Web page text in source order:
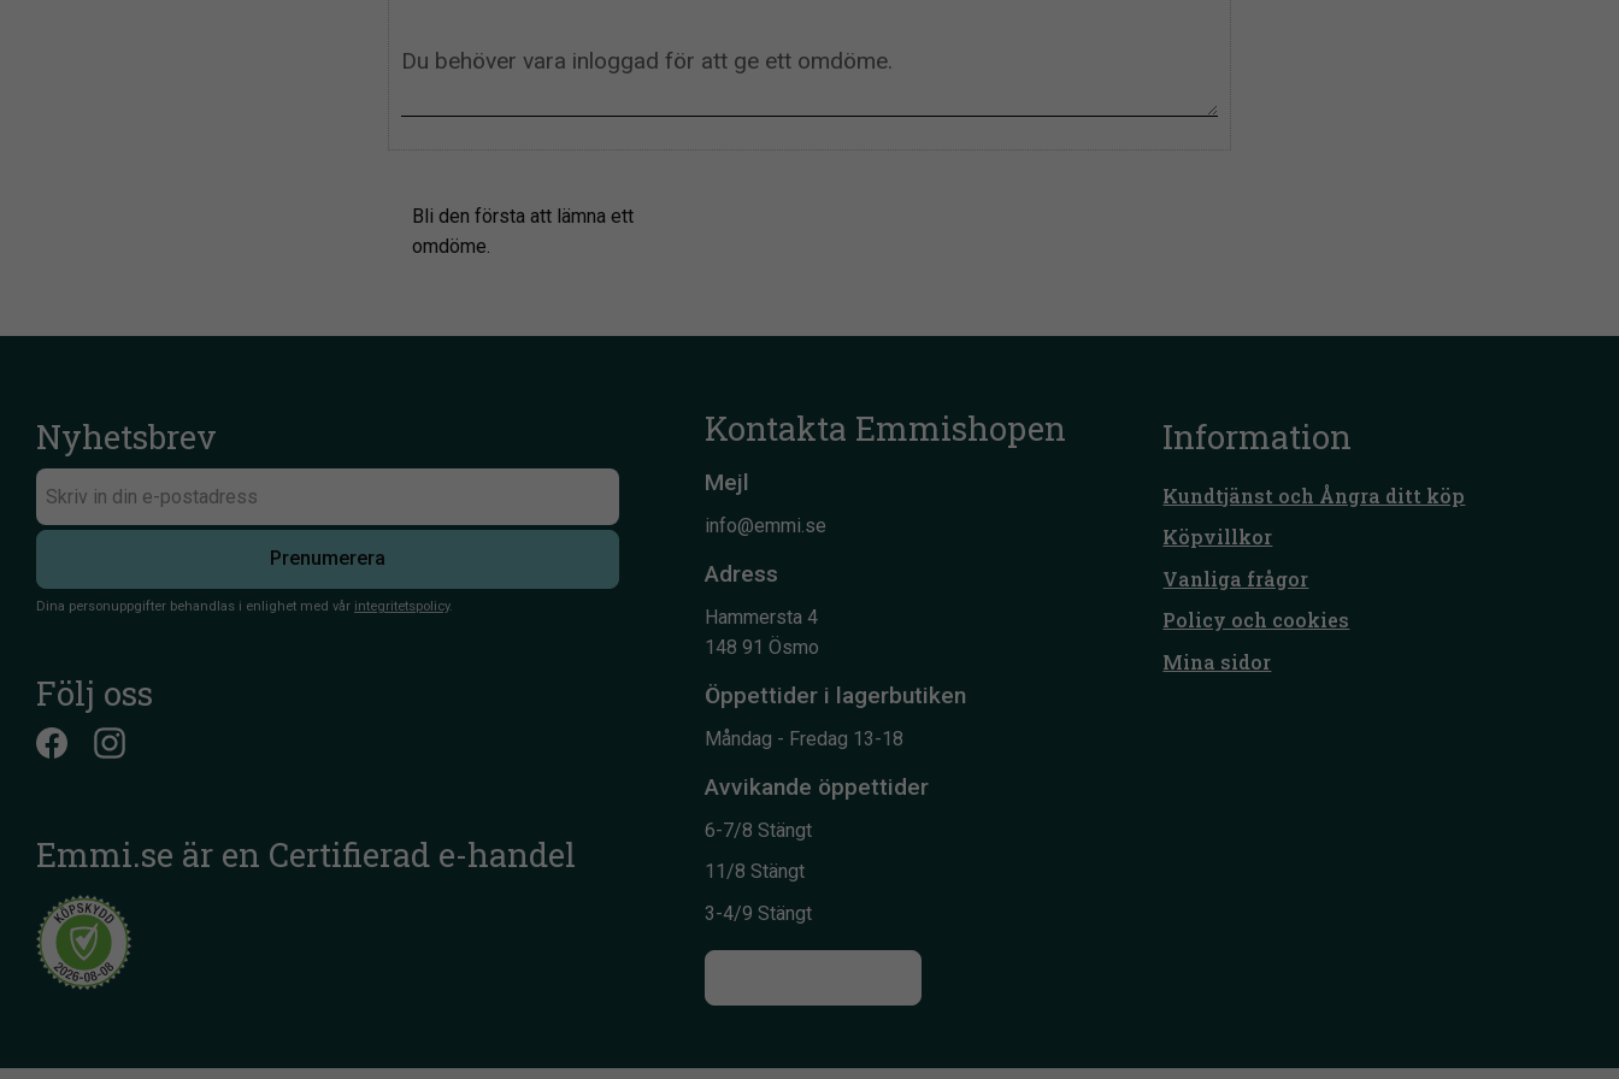
Bli den första att lämna ett
omdöme.
Nyhetsbrev
Prenumerera
Dina personuppgifter behandlas i enlighet med vår integritetspolicy.
Kontakta Emmishopen
Mejl
info@emmi.se
Adress
Hammersta 4
148 91 Ösmo
Öppettider i lagerbutiken
Måndag - Fredag 13-18
Avvikande öppettider
6-7/8 Stängt
11/8 Stängt
3-4/9 Stängt
Följ oss
Information
Kundtjänst och Ångra ditt köp
Köpvillkor
Vanliga frågor
Policy och cookies
Mina sidor
Emmi.se är en Certifierad e-handel